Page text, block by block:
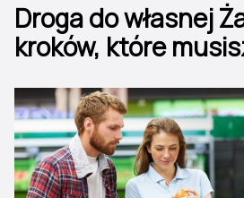
Droga do własnej
kroków, które